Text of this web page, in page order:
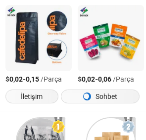
$0,02-0,15/Parça $0,02-0,06/Parça
İletişim
Sohbet